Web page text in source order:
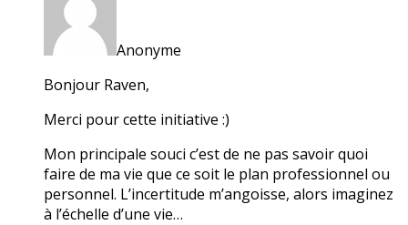
Anonyme
Bonjour Raven,
Merci pour cette initiative :)
Mon principale souci c’est de ne pas savoir quoi
faire de ma vie que ce soit le plan professionnel ou
personnel. L’incertitude m’angoisse, alors imaginez
à l’échelle d’une vie…